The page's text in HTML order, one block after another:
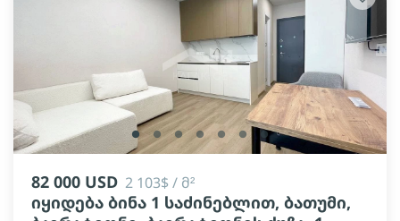
lens lens lens lens lens lens lens
82 000 USD 2 103$ / მ²
იყიდება ბინა 1 საძინებლით, ბათუმი,